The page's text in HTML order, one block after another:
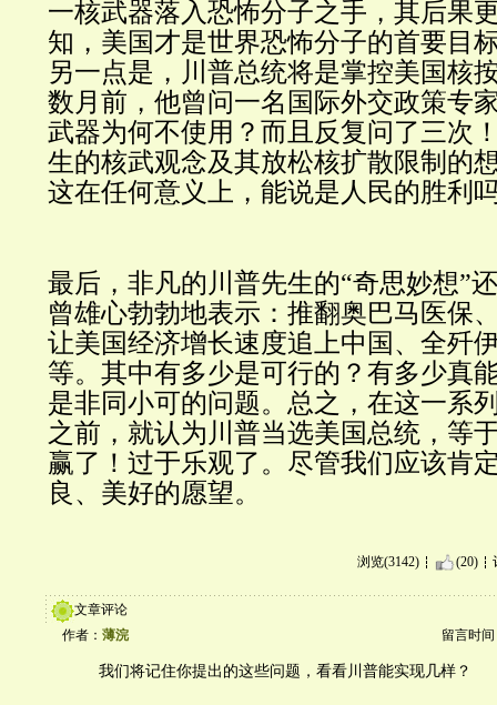
一核武器落入恐怖分子之手，其后果
知，美国才是世界恐怖分子的首要目
另一点是，川普总统将是掌控美国核
数月前，他曾问一名国际外交政策专
武器为何不使用 ？ 而且反复问了三次
生的核武观念及其放松核扩散限制的
这在任何意义上，能说是人民的胜利
最后，非凡的川普先生的“奇思妙想”
曾雄心勃勃地表示：推翻奥巴马医保
让美国经济增长速度追上中国、全
等。其中有多少是可行的？有多少真
是非同小可的问题。总之，在这一系
之前，就认为川普当选美国总统，等
赢了 ！ 过于乐观了。尽管我们应该肯
良、美好的愿望。
浏览(3142) (20)
文章评论
作者： 薄浣 留言时间
我们将记住你提出的这些问题，看看川普能实现几样？